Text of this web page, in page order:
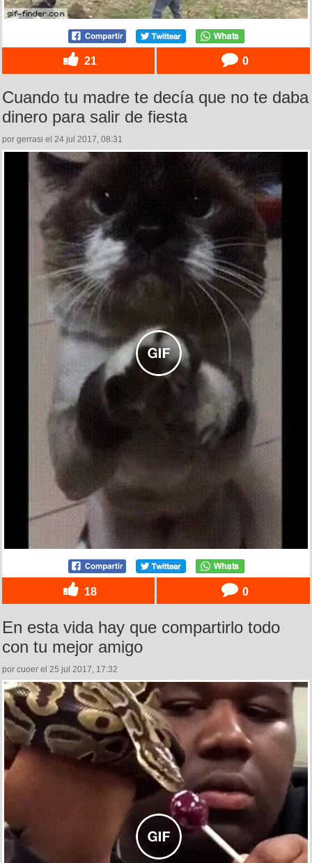
21 0
Cuando tu madre te decía que no te daba
dinero para salir de fiesta
por gerrasi el 24 jul 2017, 08:31
18 0
En esta vida hay que compartirlo todo
con tu mejor amigo
por cuoer el 25 jul 2017, 17:32